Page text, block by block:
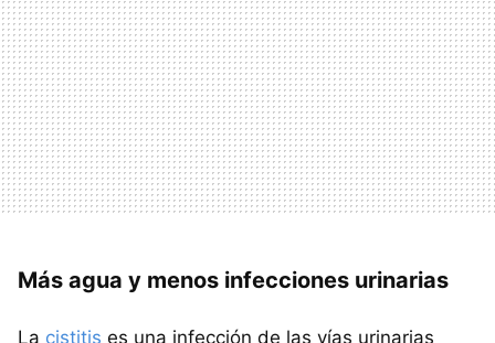
Más agua y menos infecciones urinarias
La cistitis es una infección de las vías urinarias